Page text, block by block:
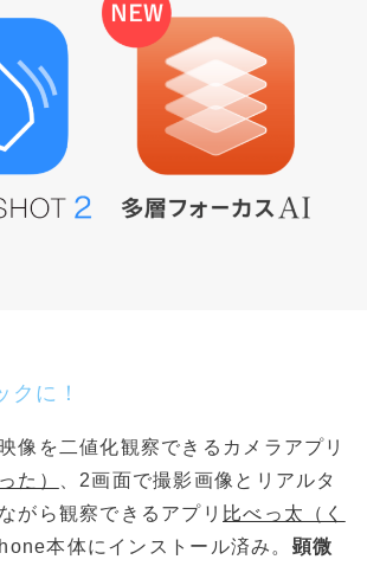
クに！
像を二値化観察できるカメラアプリ
た）
、2画面で撮影画像とリアルタ
がら観察できるアプリ 比べっ太（く
本体にインストール済み。 顕微